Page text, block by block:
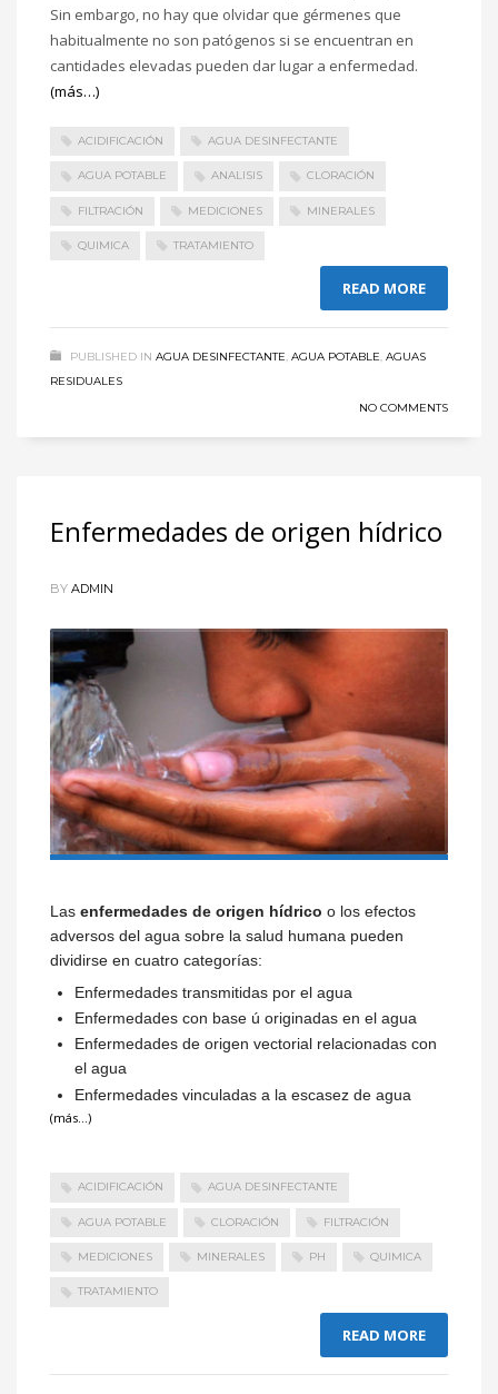
Sin embargo, no hay que olvidar que gérmenes que
habitualmente no son patógenos si se encuentran en
cantidades elevadas pueden dar lugar a enfermedad.
(más…)
ACIDIFICACIÓN AGUA DESINFECTANTE
AGUA POTABLE ANALISIS CLORACIÓN
FILTRACIÓN MEDICIONES MINERALES
QUIMICA TRATAMIENTO
READ MORE
PUBLISHED IN AGUA DESINFECTANTE, AGUA POTABLE, AGUAS
RESIDUALES
NO COMMENTS
Enfermedades de origen hídrico
BY ADMIN
Las enfermedades de origen hídrico o los efectos
adversos del agua sobre la salud humana pueden
dividirse en cuatro categorías:
Enfermedades transmitidas por el agua
Enfermedades con base ú originadas en el agua
Enfermedades de origen vectorial relacionadas con
el agua
Enfermedades vinculadas a la escasez de agua
(más…)
ACIDIFICACIÓN AGUA DESINFECTANTE
AGUA POTABLE CLORACIÓN FILTRACIÓN
MEDICIONES MINERALES PH QUIMICA
TRATAMIENTO
READ MORE